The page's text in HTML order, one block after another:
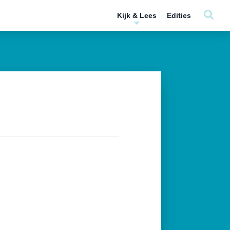
Kijk & Lees Edities